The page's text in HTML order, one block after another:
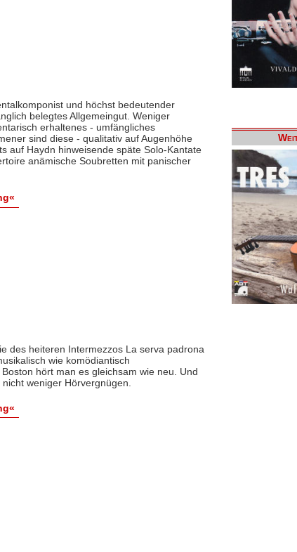
und höchst bedeutender
belegtes Allgemeingut. Weniger
erhaltenes - umfängliches
sind diese - qualitativ auf Augenhöhe
auf Haydn hinweisende späte Solo-Kantate
anämische Soubretten mit panischer
des heiteren Intermezzos La serva padrona
wie komödiantisch
hört man es gleichsam wie neu. Und
weniger Hörvergnügen.